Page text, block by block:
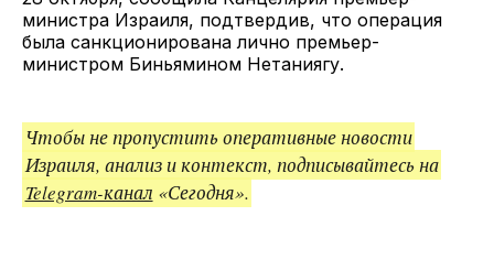
министра Израиля, подтвердив, что операция
была санкционирована лично премьер-
министром Биньямином Нетаниягу.
Чтобы не пропустить оперативные новости
Израиля, анализ и контекст, подписывайтесь на
Telegram-канал «Сегодня».